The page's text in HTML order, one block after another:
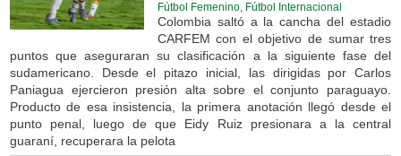
Fútbol Femenino, Fútbol Internacional
Colombia saltó a la cancha del estadio
CARFEM con el objetivo de sumar tres
puntos que aseguraran su clasificación a la siguiente fase del
sudamericano. Desde el pitazo inicial, las dirigidas por Carlos
Paniagua ejercieron presión alta sobre el conjunto paraguayo.
Producto de esa insistencia, la primera anotación llegó desde el
punto penal, luego de que Eidy Ruiz presionara a la central
guaraní, recuperara la pelota